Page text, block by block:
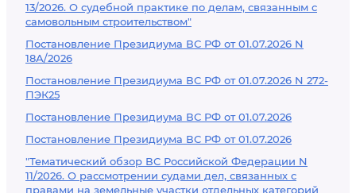
13/2026. О судебной практике по делам, связанным с
самовольным строительством"
Постановление Президиума ВС РФ от 01.07.2026 N
18А/2026
Постановление Президиума ВС РФ от 01.07.2026 N 272-
ПЭК25
Постановление Президиума ВС РФ от 01.07.2026
Постановление Президиума ВС РФ от 01.07.2026
"Тематический обзор ВС Российской Федерации N
11/2026. О рассмотрении судами дел, связанных с
правами на земельные участки отдельных категорий